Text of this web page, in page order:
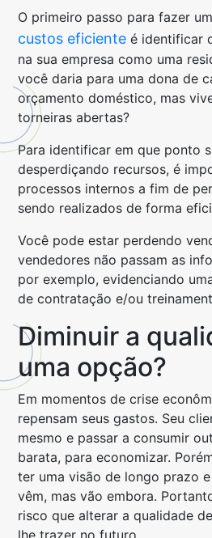
O primeiro passo para fazer
custos eficiente é identificar
na sua empresa como uma
você daria para uma dona de
orçamento doméstico, mas
torneiras abertas?
Para identificar em que ponto
desperdiçando recursos, é
processos internos a fim de
sendo realizados de forma
Você pode estar perdendo
vendedores não passam as
por exemplo, evidenciando
de contratação e/ou
Diminuir a
uma opção?
Em momentos de crise
repensam seus gastos. Seu
mesmo e passar a consumir
barata, para economizar.
ter uma visão de longo prazo
vêm, mas vão embora.
risco que alterar a qualidade
lhe trazer no futuro.